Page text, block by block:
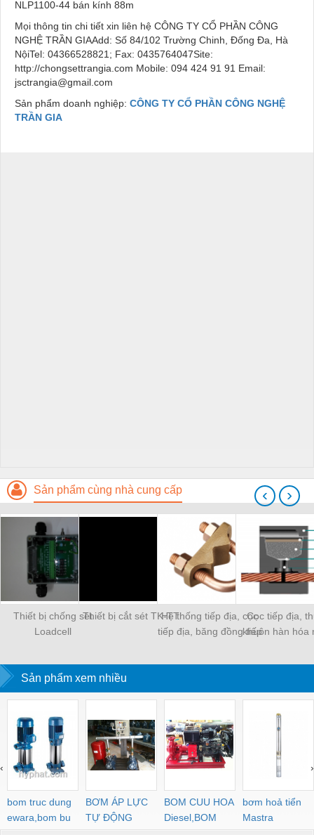
NLP1100-44 bán kính 88m
Mọi thông tin chi tiết xin liên hệ CÔNG TY CỔ PHẦN CÔNG
NGHỆ TRẦN GIAAdd: Số 84/102 Trường Chinh, Đống Đa, Hà
NộiTel: 04366528821; Fax: 0435764047Site:
http://chongsettrangia.com Mobile: 094 424 91 91 Email:
jsctrangia@gmail.com
Sản phẩm doanh nghiệp: CÔNG TY CỔ PHẦN CÔNG NGHỆ
TRẦN GIA
Sản phẩm cùng nhà cung cấp
Thiết bị chống sét
Loadcell
Thiết bị cắt sét TK-TTHệ thống tiếp địa, cọc
tiếp địa, băng đồng tiếp
điện trở đất
Cọc tiếp địa,
khuôn hàn hóa
‹ ›
Sản phẩm xem nhiều
bom truc dung
ewara,bom bu
ewara
BƠM ÁP LỰC
TỰ ĐỘNG
BOM CUU HOA
Diesel,BOM
CHUA CHAY
bơm hoả tiển
Mastra
‹ ›